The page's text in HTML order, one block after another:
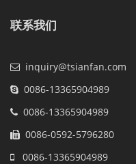
联系我们
inquiry@tsianfan.com
0086-13365904989
0086-13365904989
0086-0592-5796280
0086-13365904989